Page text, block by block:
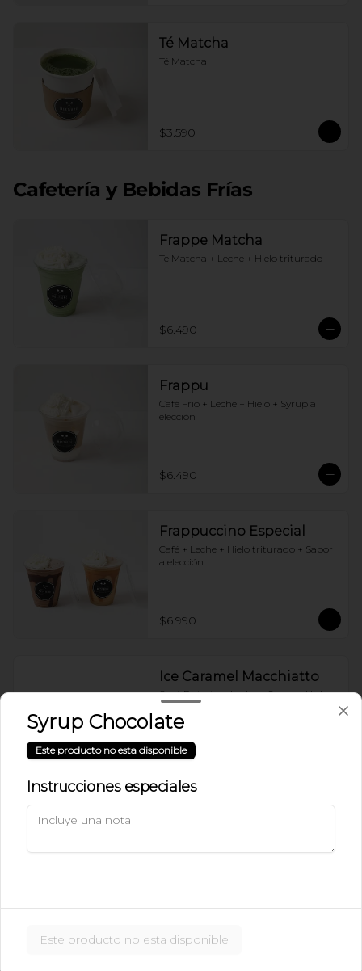
Té Matcha
Té Matcha
$3.590
Cafetería y Bebidas Frías
Frappe Matcha
Te Matcha + Leche + Hielo triturado
$6.490
Frappu
Café Frio + Leche + Hielo + Syrup a
elección
$6.490
Frappuccino Especial
Café + Leche + Hielo triturado + Sabor
a elección
$6.990
Ice Caramel Macchiatto
Shot Ristreto + Leche + Syrup + Hielo
$5.490
Syrup Chocolate
Este producto no esta disponible
Instrucciones especiales
Este producto no esta disponible